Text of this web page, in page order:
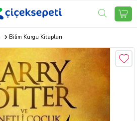
Bilim Kurgu Kitapları